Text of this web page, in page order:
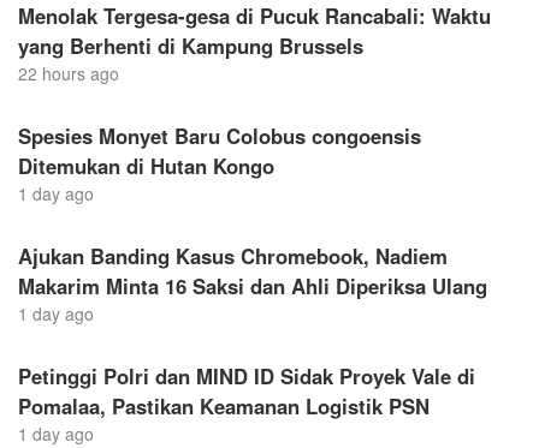
Menolak Tergesa-gesa di Pucuk Rancabali: Waktu
yang Berhenti di Kampung Brussels
22 hours ago
Spesies Monyet Baru Colobus congoensis
Ditemukan di Hutan Kongo
1 day ago
Ajukan Banding Kasus Chromebook, Nadiem
Makarim Minta 16 Saksi dan Ahli Diperiksa Ulang
1 day ago
Petinggi Polri dan MIND ID Sidak Proyek Vale di
Pomalaa, Pastikan Keamanan Logistik PSN
1 day ago